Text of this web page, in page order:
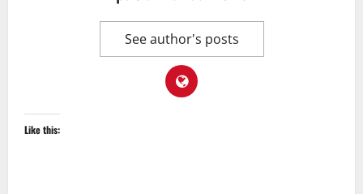
See author's posts
Like this: